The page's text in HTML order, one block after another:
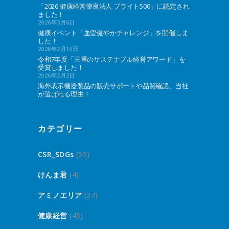
「2026 健康経営優良法人 ブライト500」に認定され
ました！
2026年3月6日
健康イベント「血管健やかチャレンジ」を開催しま
した！
2026年2月16日
令和7年度「三重のサステナブル経営アワード」を
受賞しました！
2026年2月2日
海外表示機器製品の販売サポートや品質確認、当社
が選ばれる理由！
カテゴリー
CSR_SDGs (55)
けんま君 (4)
アミノエリア (37)
健康経営 (45)